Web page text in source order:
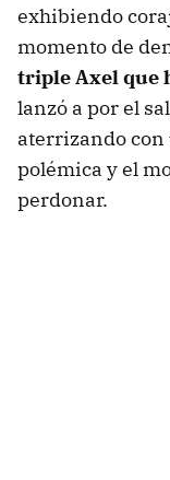
exhibiendo
momento de
triple Axel que
lanzó a por el
aterrizando con
polémica y el
perdonar.